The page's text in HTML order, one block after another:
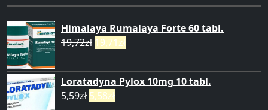
Himalaya Rumalaya Forte 60 tabl.
19,72zł 19,71zł
Loratadyna Pylox 10mg 10 tabl.
5,59zł 5,58zł